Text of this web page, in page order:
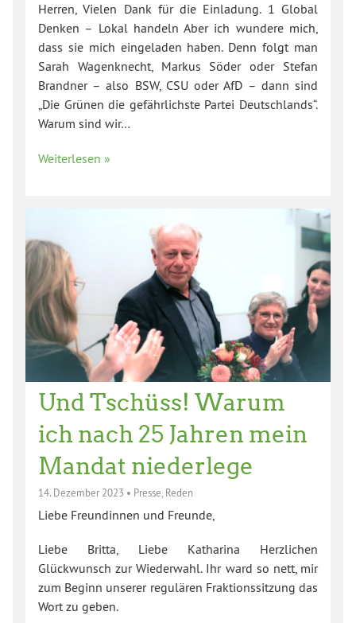
Herren, Vielen Dank für die Einladung. 1 Global
Denken – Lokal handeln Aber ich wundere mich,
dass sie mich eingeladen haben. Denn folgt man
Sarah Wagenknecht, Markus Söder oder Stefan
Brandner – also BSW, CSU oder AfD – dann sind
„Die Grünen die gefährlichste Partei Deutschlands“.
Warum sind wir…
Weiterlesen »
Und Tschüss! Warum
ich nach 25 Jahren mein
Mandat niederlege
14. Dezember 2023 • Presse Reden
Liebe Freundinnen und Freunde,
Liebe Britta, Liebe Katharina Herzlichen
Glückwunsch zur Wiederwahl. Ihr ward so nett, mir
zum Beginn unserer regulären Fraktionssitzung das
Wort zu geben.